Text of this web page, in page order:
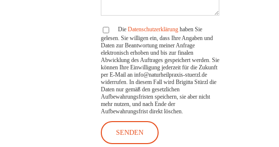
Die Datenschutzerklärung haben Sie
gelesen. Sie willigen ein, dass Ihre Angaben und
Daten zur Beantwortung meiner Anfrage
elektronisch erhoben und bis zur finalen
Abwicklung des Auftrages gespeichert werden. Sie
können Ihre Einwilligung jederzeit für die Zukunft
per E-Mail an info@naturheilpraxis-stuerzl.de
widerrufen. In diesem Fall wird Brigitta Stürzl die
Daten nur gemäß den gesetzlichen
Aufbewahrungsfristen speichern, sie aber nicht
mehr nutzen, und nach Ende der
Aufbewahrungsfrist direkt löschen.